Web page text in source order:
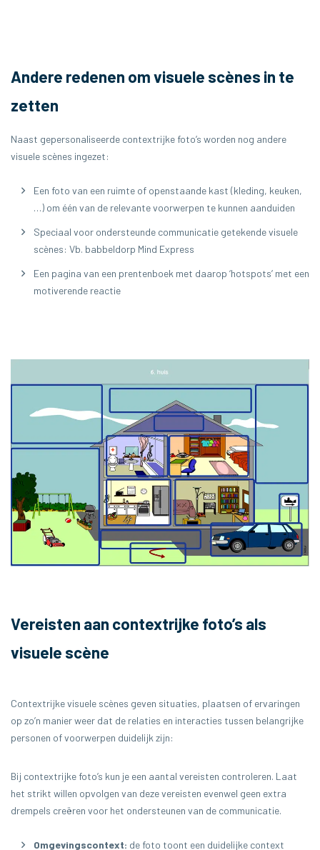
Andere redenen om visuele scènes in te
zetten
Naast gepersonaliseerde contextrijke foto’s worden nog andere
visuele scènes ingezet:
Een foto van een ruimte of openstaande kast (kleding, keuken,
…) om één van de relevante voorwerpen te kunnen aanduiden
Speciaal voor ondersteunde communicatie getekende visuele
scènes: Vb. babbeldorp Mind Express
Een pagina van een prentenboek met daarop ‘hotspots’ met een
motiverende reactie
Vereisten aan contextrijke foto’s als
visuele scène
Contextrijke visuele scènes geven situaties, plaatsen of ervaringen
op zo’n manier weer dat de relaties en interacties tussen belangrijke
personen of voorwerpen duidelijk zijn:
Bij contextrijke foto’s kun je een aantal vereisten controleren. Laat
het strikt willen opvolgen van deze vereisten evenwel geen extra
drempels creëren voor het ondersteunen van de communicatie.
Omgevingscontext: de foto toont een duidelijke context